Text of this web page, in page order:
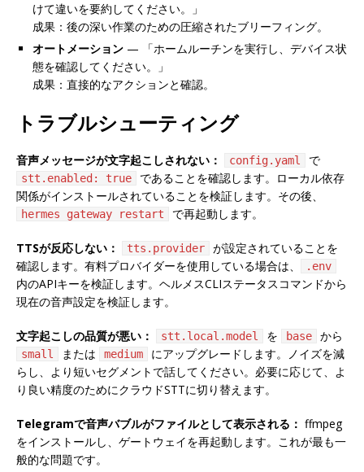
けて違いを要約してください。」
成果：後の深い作業のための圧縮されたブリーフィング。
オートメーション — 「ホームルーチンを実行し、デバイス状
態を確認してください。」
成果：直接的なアクションと確認。
トラブルシューティング
音声メッセージが文字起こしされない： config.yaml で
stt.enabled: true
であることを確認します。ローカル依存
関係がインストールされていることを検証します。その後、
hermes gateway restart で再起動します。
TTSが反応しない： tts.provider
が設定されていることを
確認します。有料プロバイダーを使用している場合は、
.env
内のAPIキーを検証します。ヘルメスCLIステータスコマンドから
現在の音声設定を検証します。
文字起こしの品質が悪い： stt.local.model を base から
small または medium
にアップグレードします。ノイズを減
らし、より短いセグメントで話してください。必要に応じて、よ
り良い精度のためにクラウドSTTに切り替えます。
Telegramで音声バブルがファイルとして表示される： ffmpeg
をインストールし、ゲートウェイを再起動します。これが最も一
般的な問題です。